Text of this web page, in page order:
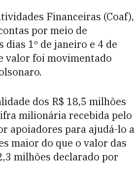
Financeiras (Coaf),
por meio de
1º de janeiro e 4 de
valor foi movimentado
dos R$ 18,5 milhões
milionária recebida pelo
apoiadores para ajudá-lo a
maior do que o valor das
milhões declarado por